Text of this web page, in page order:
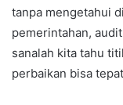
tanpa mengetahui
pemerintahan,
sanalah kita tahu
perbaikan bisa